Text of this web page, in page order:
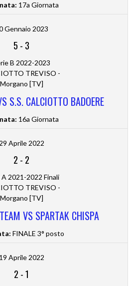
17a Giornata
Gennaio 2023
5 - 3
B 2022-2023
TREVISO -
Morgano [TV]
S.S. CALCIOTTO BADOERE
16a Giornata
29 Aprile 2022
2 - 2
A 2021-2022 Finali
TREVISO -
Morgano [TV]
VS SPARTAK CHISPA
FINALE 3° posto
19 Aprile 2022
2 -1